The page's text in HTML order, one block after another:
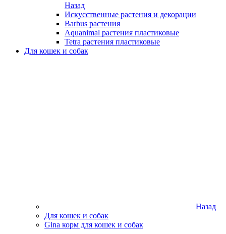
Назад
Искусственные растения и декорации
Barbus растения
Aquanimal растения пластиковые
Tetra растения пластиковые
Для кошек и собак
Назад
Для кошек и собак
Gina корм для кошек и собак